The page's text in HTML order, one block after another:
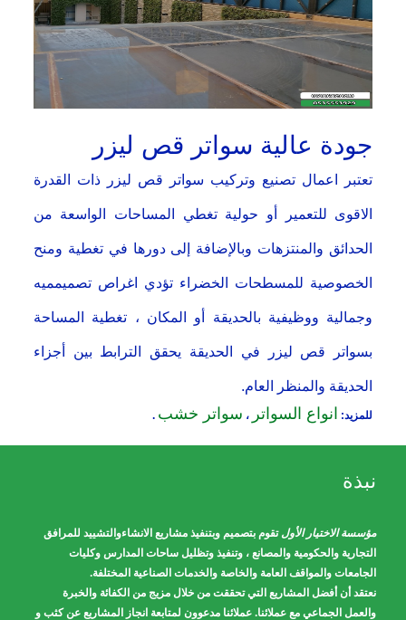
جودة عالية سواتر قص ليزر
تعتبر اعمال تصنيع وتركيب سواتر قص ليزر ذات القدرة
الاقوى للتعمير أو حولية تغطي المساحات الواسعة من
الحدائق والمنتزهات وبالإضافة إلى دورها في تغطية ومنح
الخصوصية للمسطحات الخضراء تؤدي اغراص تصميمميه
وجمالية ووظيفية بالحديقة أو المكان ، تغطية المساحة
بسواتر قص ليزر في الحديقة يحقق الترابط بين أجزاء
الحديقة والمنظر العام.
للمزيد: انواع السواتر ، سواتر خشب .
نبذة
مؤسسة الاختيار الأول تقوم بتصميم وبتنفيذ مشاريع الانشاءوالتشييد للمرافق
التجارية والحكومية والمصانع ، وتنفيذ وتظليل ساحات المدارس وكليات
الجامعات والمواقف العامة والخاصة والخدمات الصناعية المختلفة.
نعتقد أن أفضل المشاريع التي تحققت من خلال مزيج من الكفائة والخبرة
والعمل الجماعي مع عملائنا. عملائنا مدعوون لمتابعة انجاز المشاريع عن كثب و